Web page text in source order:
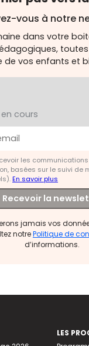
vous à notre
dans votre
de vos enfants et
les
basées sur le suivi de
En savoir plus
Recevoir la
jamais vos
notrePolitique de
d’informations.
LES